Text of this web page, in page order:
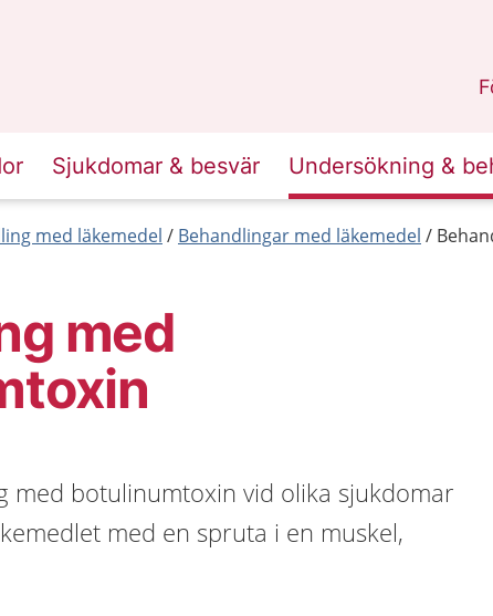
Sjukdomar & besvär Undersökning &
med läkemedel Behandlingar med läkemedel
med
med botulinumtoxin vid olika sjukdomar
med en spruta i en muskel,